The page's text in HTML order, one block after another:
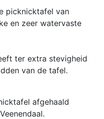
picknicktafel van
en zeer watervaste
ter extra stevigheid
van de tafel.
afgehaald